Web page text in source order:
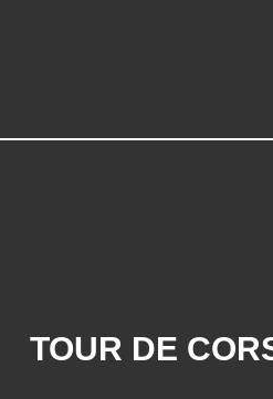
TOUR DE